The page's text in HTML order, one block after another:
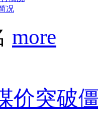
况
more
价突破